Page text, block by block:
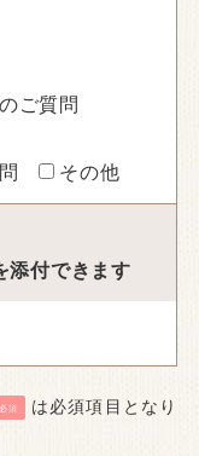
ご質問
その他
添付できます
必須
は必須項目となり